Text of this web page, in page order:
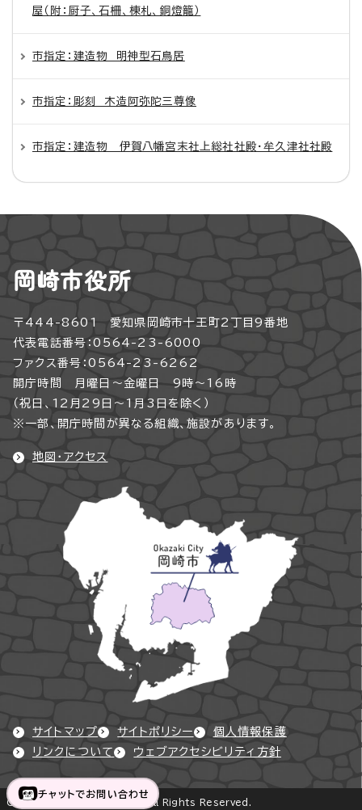
屋（附：厨子、石柵、棟札、銅燈籠）
市指定：建造物 明神型石鳥居
市指定：彫刻 木造阿弥陀三尊像
市指定：建造物 伊賀八幡宮末社上総社社殿・牟久津社社殿
岡崎市役所
〒444-8601 愛知県岡崎市十王町2丁目9番地
代表電話番号：0564-23-6000
ファクス番号：0564-23-6262
開庁時間 月曜日～金曜日 9時～16時
（祝日、12月29日～1月3日を除く）
※一部、開庁時間が異なる組織、施設があります。
地図・アクセス
サイトマップ サイトポリシー
個人情報保護
リンクについて
ウェブアクセシビリティ方針
Copyright © Okazaki City All Rights Reserved.
チャットでお問い合わせ